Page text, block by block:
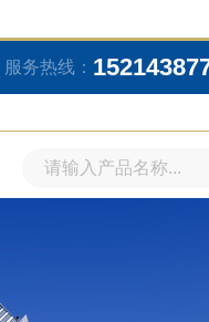
服务热线：